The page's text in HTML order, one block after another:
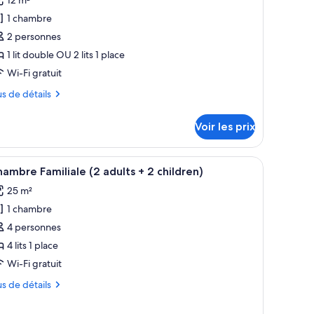
:
1 chambre
2 personnes
1 lit double OU 2 lits 1 place
Wi-Fi gratuit
de détails
Voir les prix
des tables de chevet, un bureau, une chaise et un téléviseur fixé au mur.
:
Une chambre d’hôtel avec deux lits, un
5 Familiale (2 adults + 2 children)
25 m²
1 chambre
4 personnes
4 lits 1 place
Wi-Fi gratuit
de détails